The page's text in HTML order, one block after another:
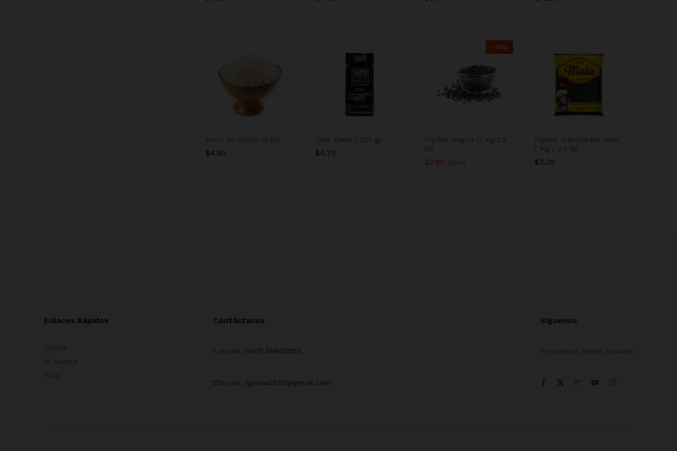
Arroz de Criollo (5 lb)
$4.95
$4.95
Café Testa ( 250 g)
$4.75
$4.75
-3%
Frijoles Negros (1 Kg/2.2
lb)
$2.85
$2.85
Frijoles Importados Malú
( 1kg / 2.2 lb)
$3.05
$3.05
Enlaces Rápidos Contáctanos
Ayuda: (+53) 50803500
Ayuda: tgusta2025@gmail.com
Síguenos